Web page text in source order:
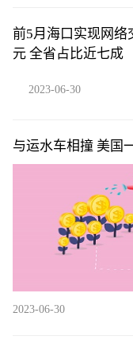
前5月海口实现网络
元 全省占比近七成
2023-06-30
与运水车相撞 美国
2023-06-30